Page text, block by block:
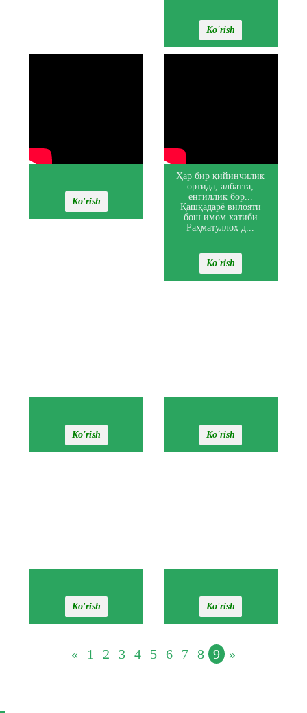
Ko'rish
Ko'rish
Ҳар бир қийинчилик
ортида, албатта,
енгиллик бор...
Қашқадарё вилояти
бош имом хатиби
Раҳматуллоҳ д...
Ko'rish
Ko'rish Ko'rish
Ko'rish Ko'rish
« 1 2 3 4 5 6 7 8 9 »